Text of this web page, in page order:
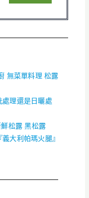
無菜單料理 松露
理還是日曬處
松露 黑松露
大利帕瑪火腿』